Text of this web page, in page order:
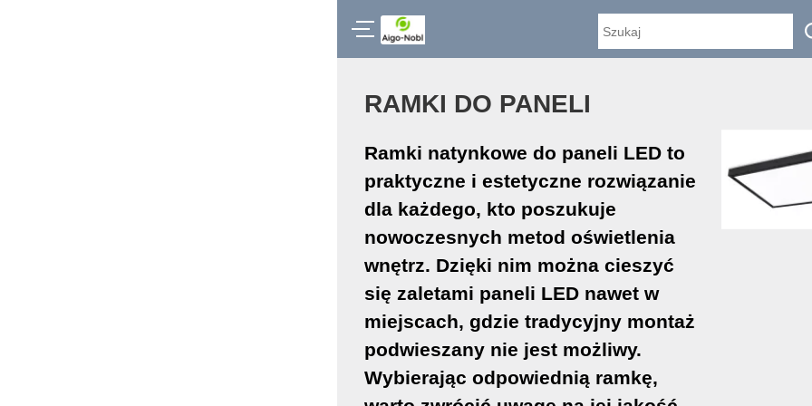
RAMKI DO PANELI
Ramki natynkowe do paneli LED to
praktyczne i estetyczne rozwiązanie
dla każdego, kto poszukuje
nowoczesnych metod oświetlenia
wnętrz. Dzięki nim można cieszyć
się zaletami paneli LED nawet w
miejscach, gdzie tradycyjny montaż
podwieszany nie jest możliwy.
Wybierając odpowiednią ramkę,